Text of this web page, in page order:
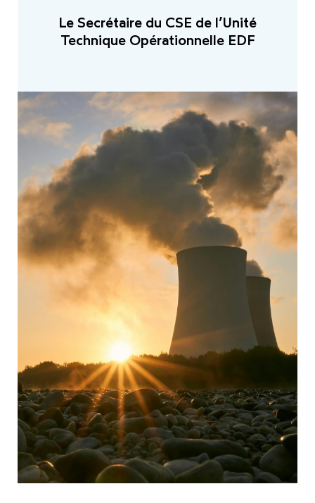
Le Secrétaire du CSE de l’Unité
Technique Opérationnelle EDF